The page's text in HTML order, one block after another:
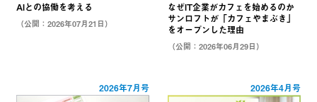
AIとの協働を考える
（公開：2026年07月21日）
なぜIT企業がカフェを始めるのか
サンロフトが「カフェやまぶき」
をオープンした理由
（公開：2026年06月29日）
2026年7月号 2026年4月号